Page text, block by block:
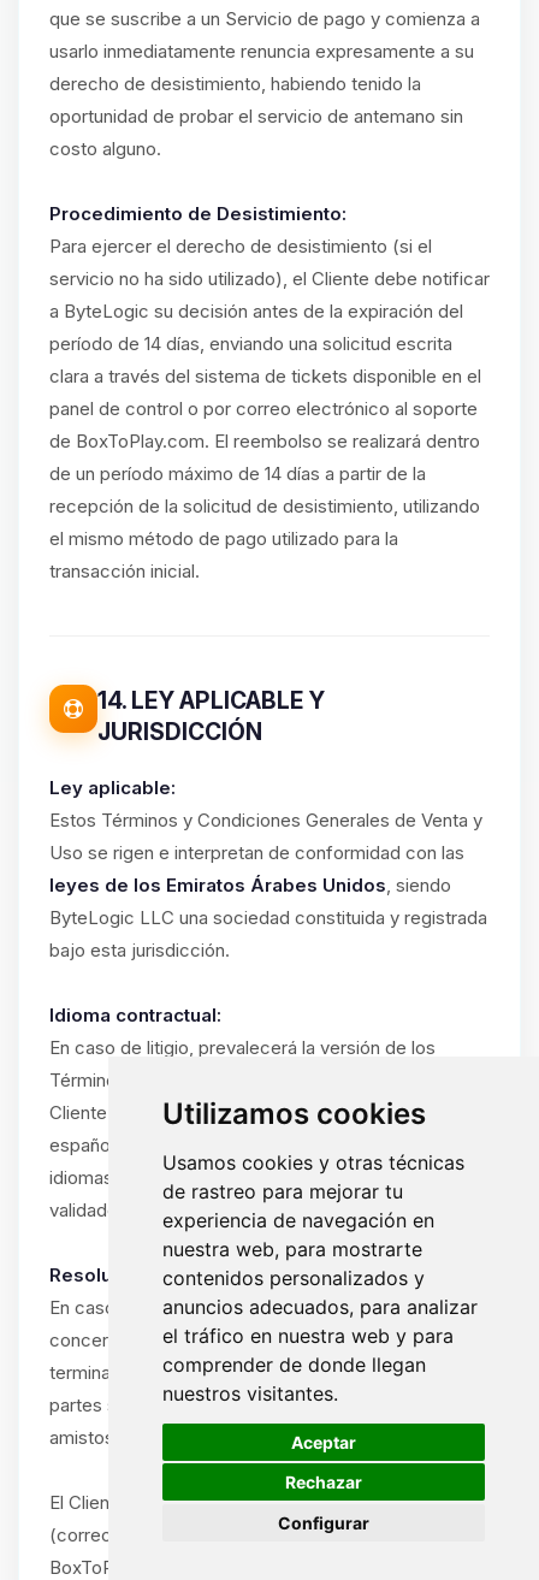
Utilizamos cookies
Usamos cookies y otras técnicas
de rastreo para mejorar tu
experiencia de navegación en
nuestra web, para mostrarte
contenidos personalizados y
anuncios adecuados, para analizar
el tráfico en nuestra web y para
comprender de donde llegan
nuestros visitantes.
Aceptar
Rechazar
Configurar
que se suscribe a un Servicio de pago y comienza a
usarlo inmediatamente renuncia expresamente a su
derecho de desistimiento, habiendo tenido la
oportunidad de probar el servicio de antemano sin
costo alguno.
Procedimiento de Desistimiento:
Para ejercer el derecho de desistimiento (si el
servicio no ha sido utilizado), el Cliente debe notificar
a ByteLogic su decisión antes de la expiración del
período de 14 días, enviando una solicitud escrita
clara a través del sistema de tickets disponible en el
panel de control o por correo electrónico al soporte
de BoxToPlay.com. El reembolso se realizará dentro
de un período máximo de 14 días a partir de la
recepción de la solicitud de desistimiento, utilizando
el mismo método de pago utilizado para la
transacción inicial.
14. LEY APLICABLE Y
JURISDICCIÓN
Ley aplicable:
Estos Términos y Condiciones Generales de Venta y
Uso se rigen e interpretan de conformidad con las
leyes de los Emiratos Árabes Unidos, siendo
ByteLogic LLC una sociedad constituida y registrada
bajo esta jurisdicción.
Idioma contractual:
En caso de litigio, prevalecerá la versión de los
Términos y Condiciones en el idioma utilizado por el
Cliente durante la suscripción (francés, inglés o
español). Si el Cliente ha utilizado el sitio en varios
idiomas, prevalecerá el idioma del último pedido
validado.
Resolución amistosa obligatoria:
En caso de disputa entre el Cliente y ByteLogic
concerniente a la interpretación, ejecución o
terminación de estos Términos y Condiciones, las
partes se comprometen a intentar resolver la disputa
amistosamente antes de cualquier acción legal.
El Cliente debe notificar la disputa por escrito
(correo electrónico o carta certificada) al soporte de
BoxToPlay.com, describiendo la naturaleza del
🍪